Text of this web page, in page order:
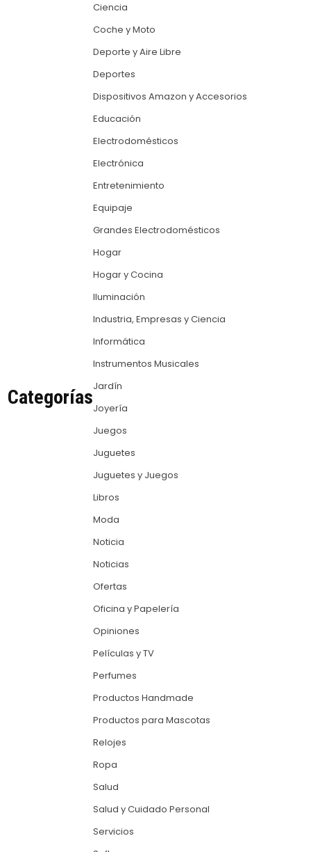
Categorías
Ciencia
Coche y Moto
Deporte y Aire Libre
Deportes
Dispositivos Amazon y Accesorios
Educación
Electrodomésticos
Electrónica
Entretenimiento
Equipaje
Grandes Electrodomésticos
Hogar
Hogar y Cocina
Iluminación
Industria, Empresas y Ciencia
Informática
Instrumentos Musicales
Jardín
Joyería
Juegos
Juguetes
Juguetes y Juegos
Libros
Moda
Noticia
Noticias
Ofertas
Oficina y Papelería
Opiniones
Películas y TV
Perfumes
Productos Handmade
Productos para Mascotas
Relojes
Ropa
Salud
Salud y Cuidado Personal
Servicios